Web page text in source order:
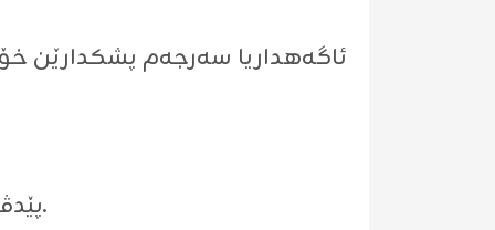
ئاگه‌هداریا سه‌رجه‌م پشكدارێن
پێدڤییه‌ نیڤ ده‌مژمێرێ به‌رى ده‌مێ ئه‌زموونێ د ئاماده‌بن بۆ ئاماووەکاریێن به‌ری ئه‌زموونێ.